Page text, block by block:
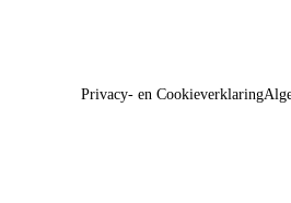
Privacy- en Cookieverklaring